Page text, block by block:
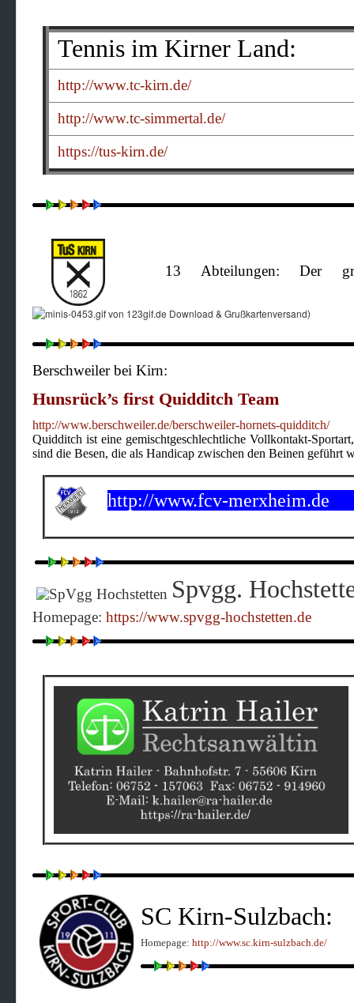
Tennis im Kirner Land:
http://www.tc-kirn.de/
http://www.tc-simmertal.de/
https://tus-kirn.de/
13 Abteilungen: Der
)
Berschweiler bei Kirn:
Hunsrück’s first Quidditch Team
http://www.berschweiler.de/berschweiler-hornets-quidditch/
Quidditch ist eine gemischtgeschlechtliche Vollkontakt-
sind die Besen, die als Handicap zwischen den Beinen geführt
http://www.fcv-merxheim.de
Spvgg.
Homepage: https://www.spvgg-hochstetten.de
SC Kirn-Sulzbach:
Homepage: http://www.sc.kirn-sulzbach.de/